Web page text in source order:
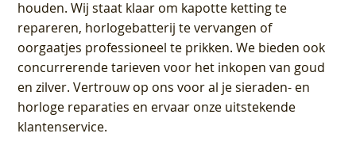
houden. Wij staat klaar om kapotte ketting te
repareren, horlogebatterij te vervangen of
oorgaatjes professioneel te prikken. We bieden ook
concurrerende tarieven voor het inkopen van goud
en zilver. Vertrouw op ons voor al je sieraden- en
horloge reparaties en ervaar onze uitstekende
klantenservice.